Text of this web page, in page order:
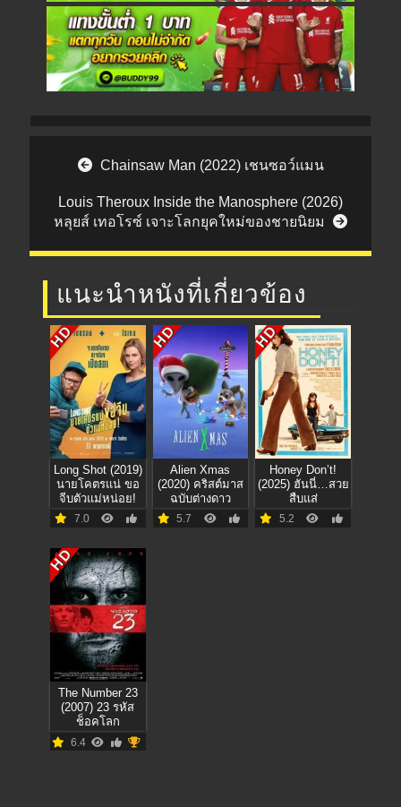
Post navigation
Chainsaw Man (2022) เชนซอว์แมน
Louis Theroux Inside the Manosphere (2026)
หลุยส์ เทอโรซ์ เจาะโลกยุคใหม่ของชายนิยม
แนะนำหนังที่เกี่ยวข้อง
HD
Long Shot (2019)
นายโคตรแน่ ขอ
จีบตัวแม่หน่อย!
7.0
HD
Alien Xmas
(2020) คริสต์มาส
ฉบับต่างดาว
5.7
HD
Honey Don’t!
(2025) ฮันนี่…สวย
สืบแส่
5.2
HD
The Number 23
(2007) 23 รหัส
ช็อคโลก
6.4